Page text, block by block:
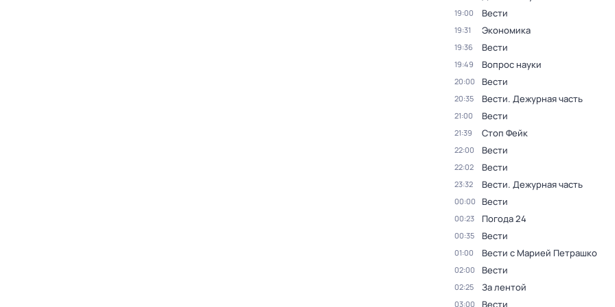
19:00 Вести
19:31 Экономика
19:36 Вести
19:49 Вопрос науки
20:00 Вести
20:35 Вести. Дежурная часть
21:00 Вести
21:39 Стоп Фейк
22:00 Вести
22:02 Вести
23:32 Вести. Дежурная часть
00:00 Вести
00:23 Погода 24
00:35 Вести
01:00 Вести с Марией Петрашко
02:00 Вести
02:25 За лентой
03:00 Вести